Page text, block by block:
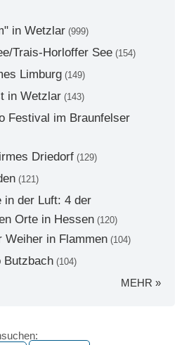
in Wetzlar (999)
Trais-Horloffer See (154)
Limburg (149)
in Wetzlar (143)
Festival im Braunfelser
Driedorf (129)
(121)
in der Luft: 4 der
Orte in Hessen (120)
Weiher in Flammen (104)
Butzbach (104)
MEHR »